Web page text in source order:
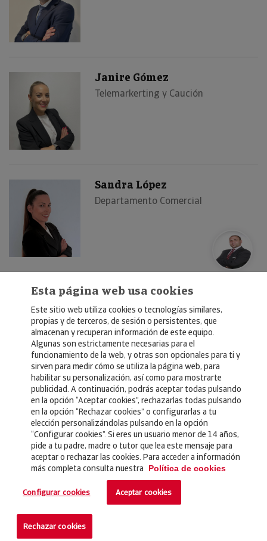
Janire Gómez
Telemarkerting y Caución
Sandra López
Departamento Comercial
© Copyright 2026, Crédito y Caución
Aviso Legal
Política de Privacidad
RGPD
Política de Cookies
Seguros
Noticias
Esta página web usa cookies
Este sitio web utiliza cookies o tecnologías similares,
propias y de terceros, de sesión o persistentes, que
almacenan y recuperan información de este equipo.
Algunas son estrictamente necesarias para el
funcionamiento de la web, y otras son opcionales para ti y
sirven para medir cómo se utiliza la página web, para
habilitar su personalización, así como para mostrarte
publicidad. A continuación, podrás aceptar todas pulsando
en la opción “Aceptar cookies”, rechazarlas todas pulsando
en la opción “Rechazar cookies” o configurarlas a tu
elección personalizándolas pulsando en la opción
“Configurar cookies”. Si eres un usuario menor de 14 años,
pide a tu padre, madre o tutor que lea este mensaje para
aceptar o rechazar las cookies. Para acceder a información
más completa consulta nuestra
Política de cookies
Configurar cookies Aceptar cookies
Rechazar cookies